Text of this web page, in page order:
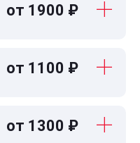
от 1900 ₽
от 1100 ₽
от 1300 ₽